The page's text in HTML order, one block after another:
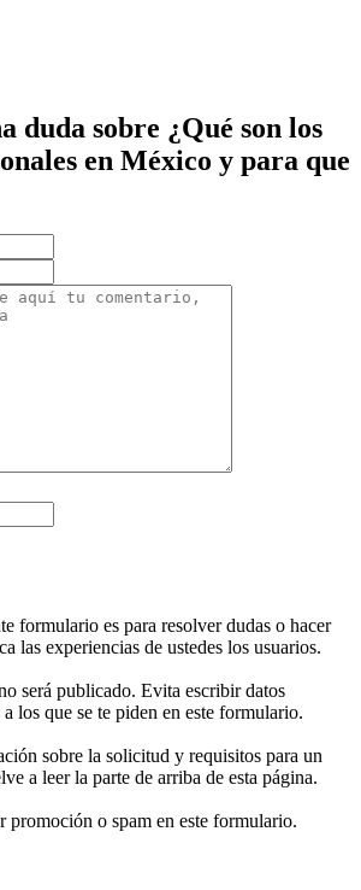
duda sobre ¿Qué son los
en México y para que
formulario es para resolver dudas o hacer
las experiencias de ustedes los usuarios.
será publicado. Evita escribir datos
los que se te piden en este formulario.
sobre la solicitud y requisitos para un
a leer la parte de arriba de esta página.
promoción o spam en este formulario.